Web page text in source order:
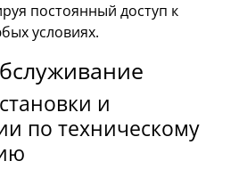
постоянный доступ к
условиях.
и
по техническому